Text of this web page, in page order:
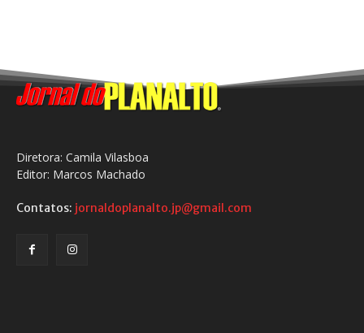
Diretora: Camila Vilasboa
Editor: Marcos Machado
Contatos: jornaldoplanalto.jp@gmail.com